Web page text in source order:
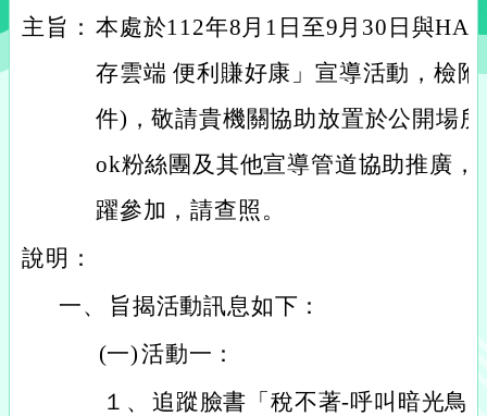
主旨： 本處於112年8月1日至9月30日與
存雲端 便利賺好康」宣導活動，檢
件)，敬請貴機關協助放置於公開場
ok粉絲團及其他宣導管道協助推廣，
躍參加，請查照。
說明：
一、
旨揭活動訊息如下：
(一)活動一：
１、 追蹤臉書「稅不著-呼叫暗光鳥